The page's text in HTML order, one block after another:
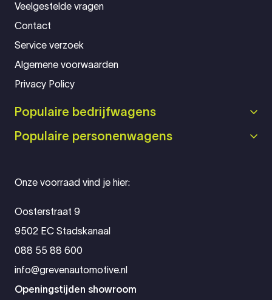
Onze voorraad vind je hier:
Oosterstraat 9
9502 EC Stadskanaal
088 55 88 600
info@grevenautomotive.nl
Openingstijden showroom
Veelgestelde vragen
Contact
Service verzoek
Algemene voorwaarden
Privacy Policy
Populaire bedrijfwagens
Populaire personenwagens